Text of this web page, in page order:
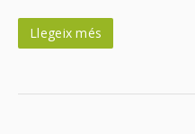
Llegeix més